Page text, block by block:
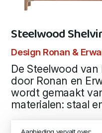
Steelwood
Design Ronan &
De Steelwood
door Ronan en
wordt gemaakt
materialen: staal
Aanbieding vervalt over: